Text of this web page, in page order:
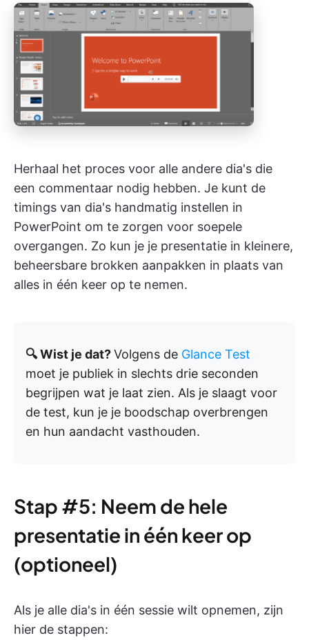
Herhaal het proces voor alle andere dia's die
een commentaar nodig hebben. Je kunt de
timings van dia's handmatig instellen in
PowerPoint om te zorgen voor soepele
overgangen. Zo kun je je presentatie in kleinere,
beheersbare brokken aanpakken in plaats van
alles in één keer op te nemen.
🔍 Wist je dat?Volgens de Glance Test
moet je publiek in slechts drie seconden
begrijpen wat je laat zien. Als je slaagt voor
de test, kun je je boodschap overbrengen
en hun aandacht vasthouden.
Stap #5: Neem de hele
presentatie in één keer op
(optioneel)
Als je alle dia's in één sessie wilt opnemen, zijn
hier de stappen: